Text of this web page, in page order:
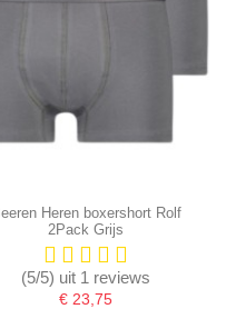
Heren boxershort Rolf
2Pack Grijs
(5/5) uit 1 reviews
€ 23,75